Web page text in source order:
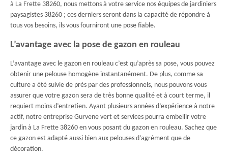
à La Frette 38260, nous mettons à votre service nos équipes de jardiniers
paysagistes 38260 ; ces derniers seront dans la capacité de répondre à
tous vos besoins, ils vous fourniront une pose fiable.
L’avantage avec la pose de gazon en rouleau
L’avantage avec le gazon en rouleau c’est qu’après sa pose, vous pouvez
obtenir une pelouse homogène instantanément. De plus, comme sa
culture a été suivie de près par des professionnels, nous pouvons vous
assurer que votre gazon sera de très bonne qualité et à court terme, il
requiert moins d’entretien. Ayant plusieurs années d’expérience à notre
actif, notre entreprise Gurvene vert et services pourra embellir votre
jardin à La Frette 38260 en vous posant du gazon en rouleau. Sachez que
ce gazon est adapté aussi bien aux pelouses d’agrément que de
décoration.